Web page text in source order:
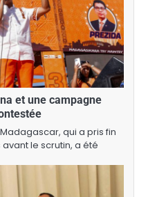
et une campagne
qui a pris fin
le scrutin, a été